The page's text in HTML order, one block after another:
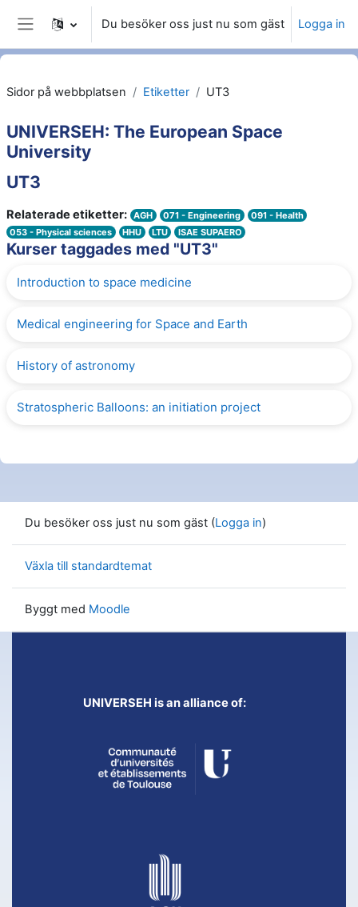
Gå direkt till huvudinnehåll
Du besöker oss just nu som gäst Logga in
Sidor på webbplatsen Etiketter UT3
UNIVERSEH: The European Space
University
UT3
Relaterade etiketter: AGH 071 - Engineering
091 - Health
053 - Physical sciences
HHU LTU ISAE SUPAERO
Kurser taggades med "UT3"
Introduction to space medicine
Medical engineering for Space and Earth
History of astronomy
Stratospheric Balloons: an initiation project
Du besöker oss just nu som gäst (Logga in)
Växla till standardtemat
Byggt med Moodle
UNIVERSEH is an alliance of: